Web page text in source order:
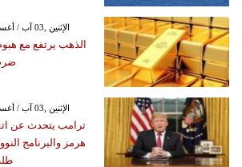
GMT 08:36 2026 الإثنين ,03 آب / أغسطس
الذهب يرتفع مع
GMT 02:03 2026 الإثنين ,03 آب / أغسطس
ترامب يتحدث عن
هرمز والبرنامج